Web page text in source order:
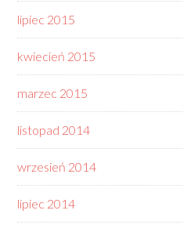
lipiec 2015
kwiecień 2015
marzec 2015
listopad 2014
wrzesień 2014
lipiec 2014